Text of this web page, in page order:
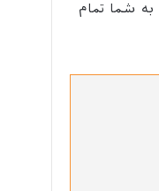
شما تمام